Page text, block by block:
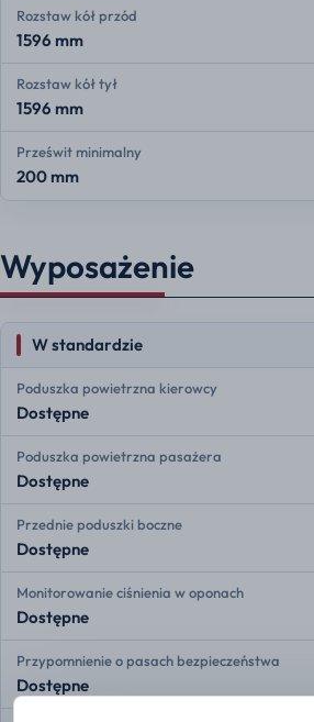
Rozstaw kół przód
1596 mm
Rozstaw kół tył
1596 mm
Prześwit minimalny
200 mm
Wyposażenie
W standardzie
Poduszka powietrzna kierowcy
Dostępne
Poduszka powietrzna pasażera
Dostępne
Przednie poduszki boczne
Dostępne
Monitorowanie ciśnienia w oponach
Dostępne
Przypomnienie o pasach bezpieczeństwa
Dostępne